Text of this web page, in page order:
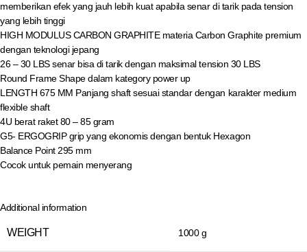
memberikan efek yang jauh lebih kuat apabila senar di tarik pada tension
yang lebih tinggi
HIGH MODULUS CARBON GRAPHITE materia Carbon Graphite premium
dengan teknologi jepang
26 – 30 LBS senar bisa di tarik dengan maksimal tension 30 LBS
Round Frame Shape dalam kategory power up
LENGTH 675 MM Panjang shaft sesuai standar dengan karakter medium
flexible shaft
4U berat raket 80 – 85 gram
G5- ERGOGRIP grip yang ekonomis dengan bentuk Hexagon
Balance Point 295 mm
Cocok untuk pemain menyerang
Additional information
WEIGHT 1000 g